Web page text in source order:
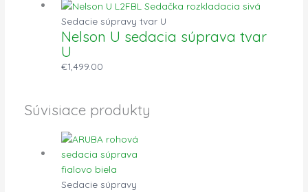
Sedacie súpravy tvar U
Nelson U sedacia súprava tvar
U
€1,499.00
Súvisiace produkty
Sedacie súpravy